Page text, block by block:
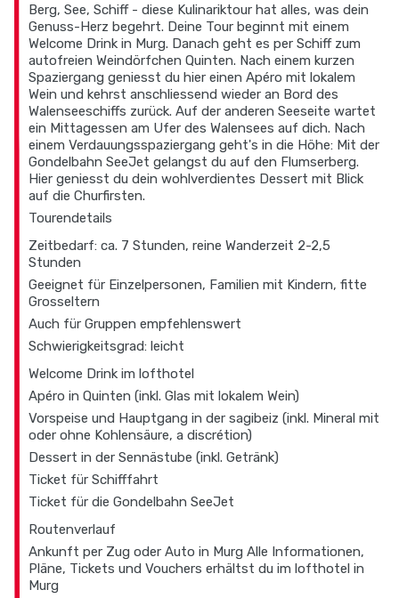
Berg, See, Schiff - diese Kulinariktour hat alles, was dein
Genuss-Herz begehrt. Deine Tour beginnt mit einem
Welcome Drink in Murg. Danach geht es per Schiff zum
autofreien Weindörfchen Quinten. Nach einem kurzen
Spaziergang geniesst du hier einen Apéro mit lokalem
Wein und kehrst anschliessend wieder an Bord des
Walenseeschiffs zurück. Auf der anderen Seeseite wartet
ein Mittagessen am Ufer des Walensees auf dich. Nach
einem Verdauungsspaziergang geht's in die Höhe: Mit der
Gondelbahn SeeJet gelangst du auf den Flumserberg.
Hier geniesst du dein wohlverdientes Dessert mit Blick
auf die Churfirsten.
Tourendetails
Zeitbedarf: ca. 7 Stunden, reine Wanderzeit 2-2,5
Stunden
Geeignet für Einzelpersonen, Familien mit Kindern, fitte
Grosseltern
Auch für Gruppen empfehlenswert
Schwierigkeitsgrad: leicht
Welcome Drink im lofthotel
Apéro in Quinten (inkl. Glas mit lokalem Wein)
Vorspeise und Hauptgang in der sagibeiz (inkl. Mineral mit
oder ohne Kohlensäure, a discrétion)
Dessert in der Sennästube (inkl. Getränk)
Ticket für Schifffahrt
Ticket für die Gondelbahn SeeJet
Routenverlauf
Ankunft per Zug oder Auto in Murg Alle Informationen,
Pläne, Tickets und Vouchers erhältst du im lofthotel in
Murg